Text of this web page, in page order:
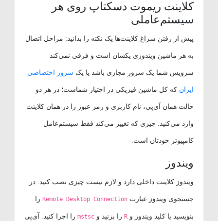
کلاینت ریموت دسکتاپ روی هر
سیستم‌عاملی
پیش از رفتن سراغ کلاینت‌ها یک نکته را بدانید: مراحل اتصال
به هر ماشین ویندوزی یکسان است و فرقی نمی‌کند
سرویس شما یک سرور مجازی باشد یا یکسرور اختصاصی
ایران که کل ماشین فیزیکی در اختیار شماست؛ در هر دو
حالت همان آی‌پی، نام کاربری و رمز عبور را در همان کلاینت
وارد می‌کنید. چیزی که تغییر می‌کند فقط سیستم‌عامل
کامپیوتر خودتان است.
ویندوز
ویندوز کلاینت داخلی دارد و لازم نیست چیزی نصب کنید. در
جستجوی ویندوز عبارت Remote Desktop Connectionرا
بنویسید یا کلید ویندوز و Rرا بزنید وmstscرا اجرا کنید. آی‌پی